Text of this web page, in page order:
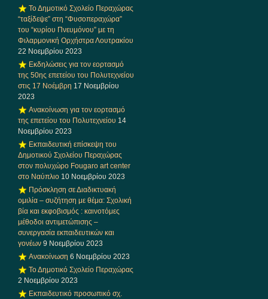
Το Δημοτικό Σχολείο Περαχώρας
“ταξίδεψε” στη “Φυσοπεραχώρα”
του “κυρίου Πνευμόνου” με τη
Φιλαρμονική Ορχήστρα Λουτρακίου
22 Νοεμβρίου 2023
Εκδηλώσεις για τον εορτασμό
της 50ης επετείου του Πολυτεχνείου
στις 17 Νοέμβρη 17 Νοεμβρίου
2023
Ανακοίνωση για τον εορτασμό
της επετείου του Πολυτεχνείου 14
Νοεμβρίου 2023
Εκπαιδευτική επίσκεψη του
Δημοτικού Σχολείου Περαχώρας
στον πολυχώρο Fougaro art center
στο Ναύπλιο 10 Νοεμβρίου 2023
Πρόσκληση σε Διαδικτυακή
ομιλία – συζήτηση με θέμα: Σχολική
βία και εκφοβισμός : καινοτόμες
μέθοδοι αντιμετώπισης –
συνεργασία εκπαιδευτικών και
γονέων 9 Νοεμβρίου 2023
Ανακοίνωση 6 Νοεμβρίου 2023
Το Δημοτικό Σχολείο Περαχώρας
2 Νοεμβρίου 2023
Εκπαιδευτικό προσωπικό σχ.